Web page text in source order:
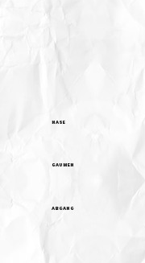
NASE
GAUMEN
ABGANG